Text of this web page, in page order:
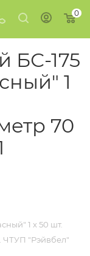
0
БС-175
1
70
1 х 50 шт.
ЧТУП "Рэйвбел"